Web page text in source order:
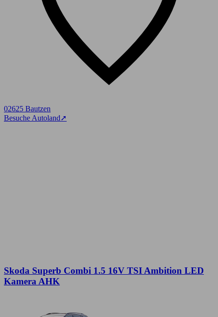
02625 Bautzen
Besuche Autoland➚
Skoda Superb Combi 1.5 16V TSI Ambition LED
Kamera AHK